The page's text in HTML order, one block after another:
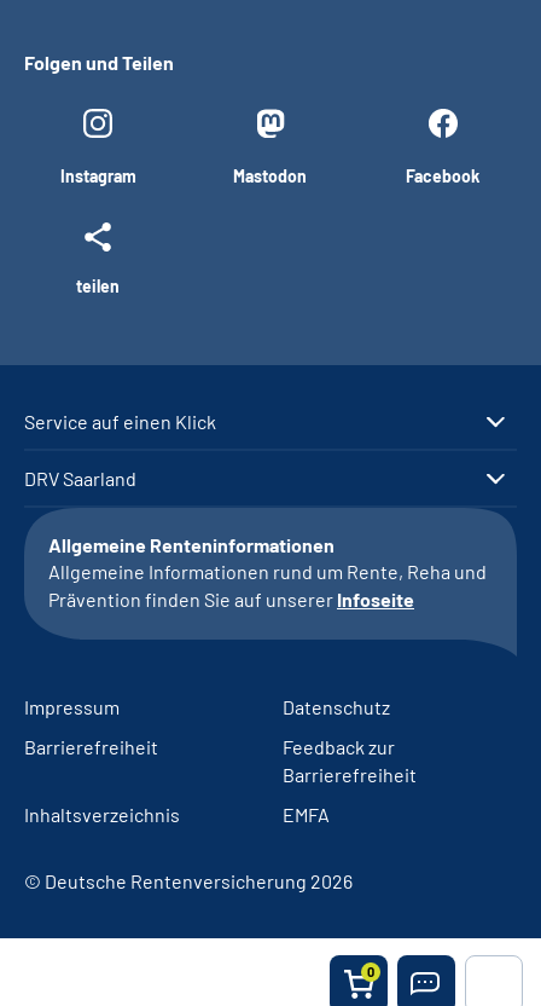
0
Folgen und Teilen
Instagram Mastodon Facebook
teilen
Service auf einen Klick
DRV Saarland
Allgemeine Renteninformationen
Allgemeine Informationen rund um Rente, Reha und
Prävention finden Sie auf unserer Infoseite
Impressum
Datenschutz
Barrierefreiheit
Feedback zur
Barrierefreiheit
Inhaltsverzeichnis
EMFA
© Deutsche Rentenversicherung 2026